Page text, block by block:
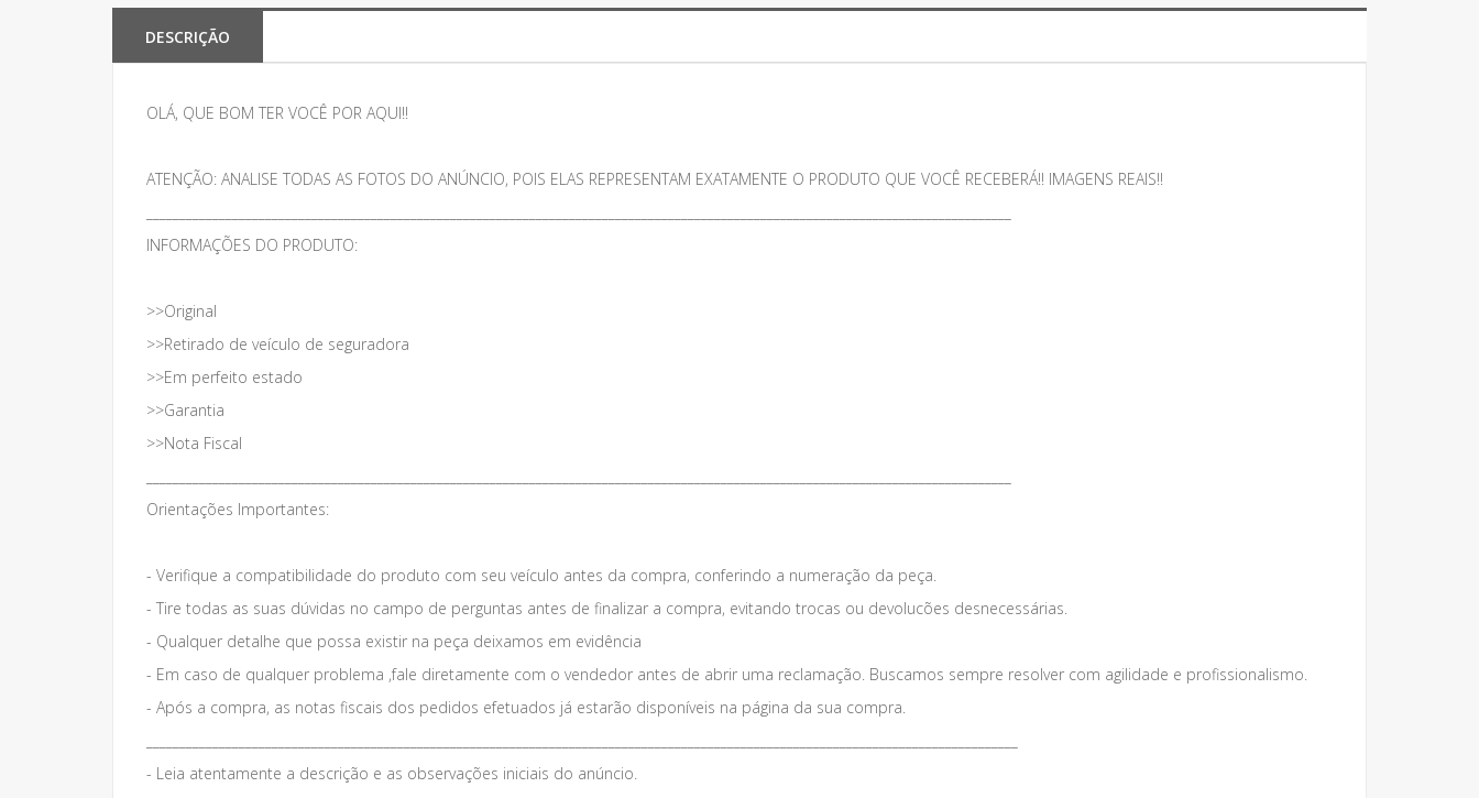
DESCRIÇÃO
OLÁ, QUE BOM TER VOCÊ POR AQUI!!
ATENÇÃO: ANALISE TODAS AS FOTOS DO ANÚNCIO, POIS ELAS REPRESENTAM EXATAMENTE O PRODUTO QUE VOCÊ RECEBERÁ!! IMAGENS REAIS!!
INFORMAÇÕES DO PRODUTO:
>>Original
>>Retirado de veículo de seguradora
>>Em perfeito estado
>>Garantia
>>Nota Fiscal
Orientações Importantes:
- Verifique a compatibilidade do produto com seu veículo antes da compra, conferindo a numeração da peça.
- Tire todas as suas dúvidas no campo de perguntas antes de finalizar a compra, evitando trocas ou devolucões desnecessárias.
- Qualquer detalhe que possa existir na peça deixamos em evidência
- Em caso de qualquer problema ,fale diretamente com o vendedor antes de abrir uma reclamação. Buscamos sempre resolver com agilidade e profissionalismo.
- Após a compra, as notas fiscais dos pedidos efetuados já estarão disponíveis na página da sua compra.
- Leia atentamente a descrição e as observações iniciais do anúncio.